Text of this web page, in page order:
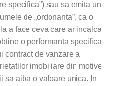
specifica”) sau sa emita un
de „ordonanta”, ca o
a face ceva care ar incalca
o performanta specifica
contract de vanzare a
imobiliare din motive
sa aiba o valoare unica. In